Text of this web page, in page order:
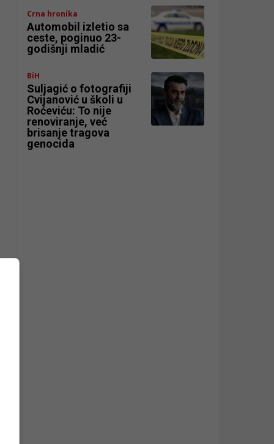
Crna hronika
Automobil izletio sa
ceste, poginuo 23-
godišnji mladić
BiH
Suljagić o fotografiji
Cvijanović u školi u
Roćeviću: To nije
renoviranje, već
brisanje tragova
genocida